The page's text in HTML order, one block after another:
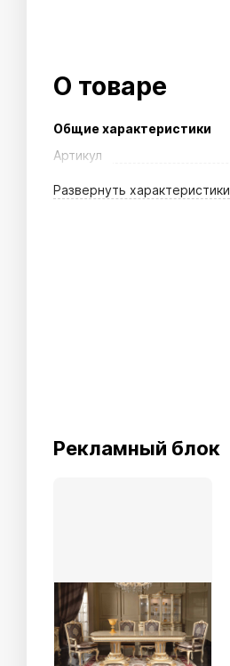
О товаре
Общие характеристики
Артикул
Развернуть характеристики
Рекламный блок